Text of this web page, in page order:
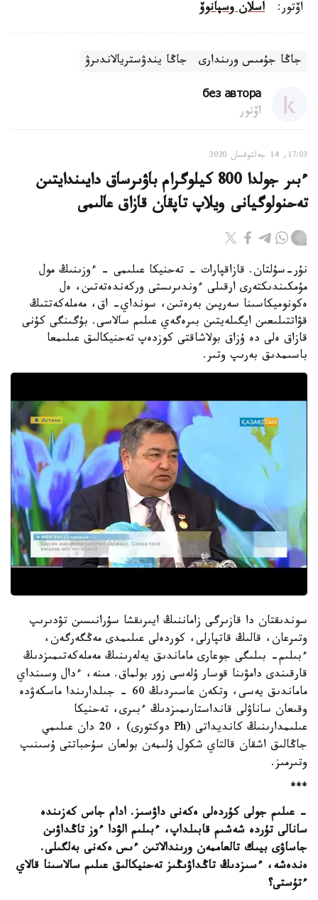
اۆتور: اسلان وسپانوۆ
جاڭا جۇمىس ورىندارى جاڭا يندۋستريالاندىرۋ
без автора
اۆتور
17:03, 14 جەلتوقسان 2020
ءبىر جولدا 800 كيلوگرام باۋىرساق دايىندايتىن
تەحنولوگيانى ويلاپ تاپقان قازاق عالىمى
نۇر-سۇلتان. قازاقپارات - تەحنيكا عىلىمى - ءوزىنىڭ مول
مۇمكىندىكتەرى ارقىلى ءوندىرىستى وركەندەتەتىن، ەل
ەكونوميكاسىنا سەرپىن بەرەتىن، سونداي- اق، مەملەكەتتىڭ
قۋاتتىلىعىن ايگىلەيتىن بىرەگەي عىلىم سالاسى. بۇگىنگى كۇنى
قازاق ەلى دە ۇزاق بولاشاقتى كوزدەپ تەحنيكالىق عىلىمعا
باسىمدىق بەرىپ وتىر.
سوندىقتان دا قازىرگى زاماننىڭ ايىرىقشا سۇرانىسىن تۋدىرىپ
وتىرعان، قالىڭ قاتپارلى، كوردەلى عىلىمدى مەڭگەرگەن،
ءبىلىم- بىلىگى جوعارى ماماندىق يەلەرىنىڭ مەملەكەتىمىزدىڭ
قارقىندى دامۋىنا قوسار ۇلەسى زور بولماق. مىنە، ءدال وسىنداي
ماماندىق يەسى، وتكەن عاسىردىڭ 60 - جىلدارىندا ماسكەۋدە
وقىعان ساناۋلى قانداستارىمىزدىڭ ءبىرى، تەحنيكا
عىلىمدارىنىڭ كانديداتى (Ph دوكتورى) ، 20 دان عىلىمي
جاڭالىق اشقان قالتاي شكول ۇلىمەن بولعان سۇحباتتى ۇسىنىپ
وتىرمىز.
***
- عىلىم جولى كۇردەلى ەكەنى داۋسىز. ادام جاس كەزىندە
سانالى تۇردە شەشىم قابىلداپ، ءبىلىم الۋدا ءوز تاڭداۋىن
جاساۋى بيىك تالعاممەن ورىندالاتىن ءىس ەكەنى بەلگىلى.
ەندەشە، ءسىزدىڭ تاڭداۋىڭىز تەحنيكالىق عىلىم سالاسىنا قالاي
ءتۇستى؟